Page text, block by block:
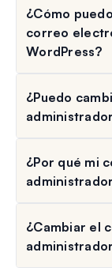
¿Cómo
correo
WordPress?
¿Puedo
¿Por qué mi
¿Cambiar el